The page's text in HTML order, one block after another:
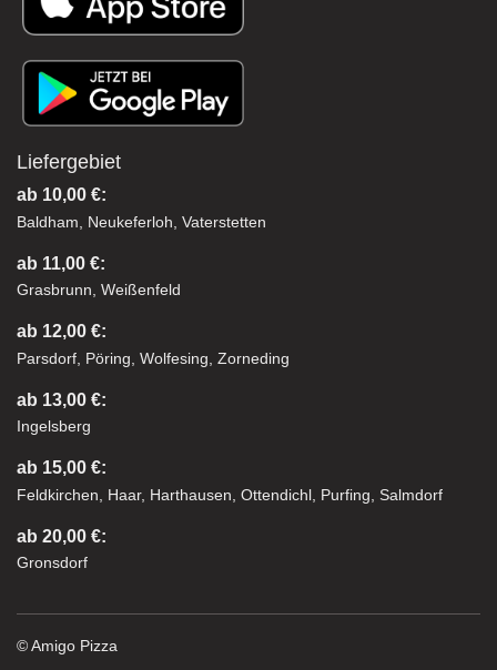
Liefergebiet
ab 10,00 €:
Baldham, Neukeferloh, Vaterstetten
ab 11,00 €:
Grasbrunn, Weißenfeld
ab 12,00 €:
Parsdorf, Pöring, Wolfesing, Zorneding
ab 13,00 €:
Ingelsberg
ab 15,00 €:
Feldkirchen, Haar, Harthausen, Ottendichl, Purfing, Salmdorf
ab 20,00 €:
Gronsdorf
© Amigo Pizza